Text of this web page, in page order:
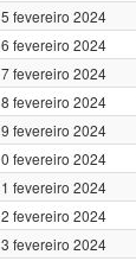
5 fevereiro 2024
6 fevereiro 2024
7 fevereiro 2024
8 fevereiro 2024
9 fevereiro 2024
fevereiro 2024
fevereiro 2024
fevereiro 2024
fevereiro 2024